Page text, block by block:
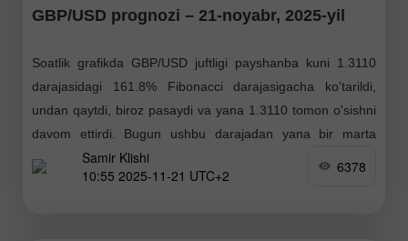
GBP/USD prognozi – 21-noyabr, 2025-yil
Soatlik grafikda GBP/USD juftligi payshanba kuni 1.3110
darajasidagi 161.8% Fibonacci darajasigacha ko'tarildi,
undan qaytdi, biroz pasaydi va yana 1.3110 tomon o'sishni
davom ettirdi. Bugun ushbu darajadan yana bir marta
qaytish
Samir Klishi
10:55 2025-11-21 UTC+2
6378